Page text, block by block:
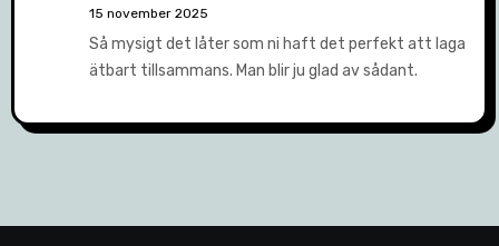
15 november 2025
Så mysigt det låter som ni haft det perfekt att laga
ätbart tillsammans. Man blir ju glad av sådant.